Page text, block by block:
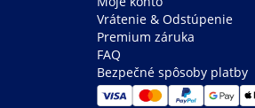
Vrátenie & Odstúpenie
Premium záruka
FAQ
Bezpečné spôsoby platby